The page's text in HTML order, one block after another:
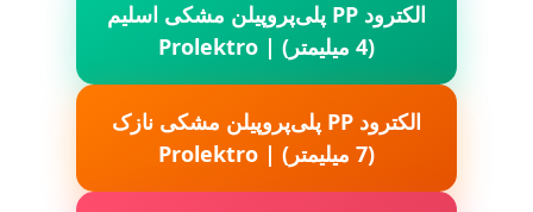
الکترود PP پلی‌پروپیلن مشکی اسلیم
(4 میلیمتر) | Prolektro
الکترود PP پلی‌پروپیلن مشکی نازک
(7 میلیمتر) | Prolektro